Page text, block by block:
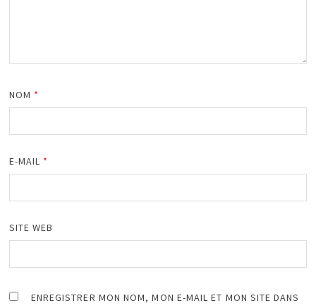
NOM *
E-MAIL *
SITE WEB
ENREGISTRER MON NOM, MON E-MAIL ET MON SITE DANS